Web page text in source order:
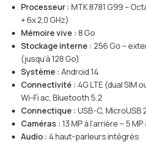
Processeur : MTK 8781 G99 –
+ 6x 2,0 GHz)
Mémoire vive : 8 Go
Stockage interne : 256 Go –
(jusqu’à 128 Go)
Système : Android 14
Connectivité : 4G LTE (dual SIM
Wi-Fi ac, Bluetooth 5.2
Connectique : USB-C, MicroUSB
Caméras : 13 MP à l’arrière – 5 MP
Audio : 4 haut-parleurs intégrés